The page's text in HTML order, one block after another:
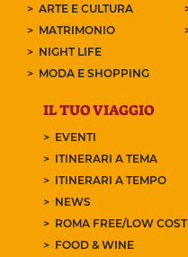
ARTE E CULTURA
MATRIMONIO
NIGHT LIFE
MODA E SHOPPING
IL TUO VIAGGIO
EVENTI
ITINERARI A TEMA
ITINERARI A TEMPO
NEWS
ROMA FREE/LOW COST
FOOD & WINE